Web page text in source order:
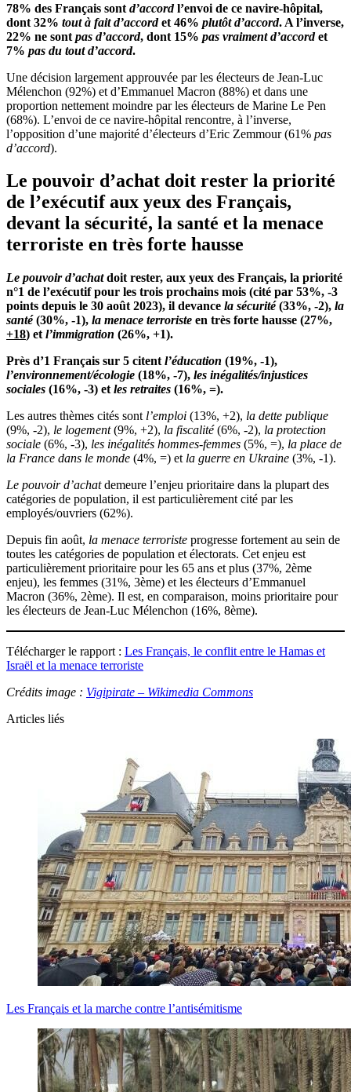
78% des Français sont d’accordl’envoi de ce navire-hôpital,
dont 32% tout à fait d’accordet 46% plutôt d’accord. A l’inverse,
22% ne sont pas d’accord, dont 15% pas vraiment d’accordet
7% pas du tout d’accord.
Une décision largement approuvée par les électeurs de Jean-Luc
Mélenchon (92%) et d’Emmanuel Macron (88%) et dans une
proportion nettement moindre par les électeurs de Marine Le Pen
(68%). L’envoi de ce navire-hôpital rencontre, à l’inverse,
l’opposition d’une majorité d’électeurs d’Eric Zemmour (61% pas
d’accord).
Le pouvoir d’achat doit rester la priorité
de l’exécutif aux yeux des Français,
devant la sécurité, la santé et la menace
terroriste en très forte hausse
Le pouvoir d’achatdoit rester, aux yeux des Français, la priorité
n°1 de l’exécutif pour les trois prochains mois (cité par 53%, -3
points depuis le 30 août 2023), il devance la sécurité(33%, -2), la
santé(30%, -1), la menace terroriste en très forte hausse (27%,
+18) et l’immigration (26%, +1).
Près d’1 Français sur 5 citent l’éducation (19%, -1),
l’environnement/écologie (18%, -7), les inégalités/injustices
sociales (16%, -3) et les retraites (16%, =).
Les autres thèmes cités sont l’emploi (13%, +2), la dette publique
(9%, -2), le logement(9%, +2), la fiscalité(6%, -2), la protection
sociale (6%, -3), les inégalités hommes-femmes (5%, =), la place de
la France dans le monde (4%, =) et la guerre en Ukraine (3%, -1).
Le pouvoir d’achatdemeure l’enjeu prioritaire dans la plupart des
catégories de population, il est particulièrement cité par les
employés/ouvriers (62%).
Depuis fin août, la menace terroriste progresse fortement au sein de
toutes les catégories de population et électorats. Cet enjeu est
particulièrement prioritaire pour les 65 ans et plus (37%, 2ème
enjeu), les femmes (31%, 3ème) et les électeurs d’Emmanuel
Macron (36%, 2ème). Il est, en comparaison, moins prioritaire pour
les électeurs de Jean-Luc Mélenchon (16%, 8ème).
Télécharger le rapport : Les Français, le conflit entre le Hamas et
Israël et la menace terroriste
Crédits image : Vigipirate – Wikimedia Commons
Articles liés
Les Français et la marche contre l’antisémitisme